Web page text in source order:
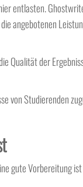
entlasten.
angebotenen
Qualität der
von Studierenden
gute Vorbereitung